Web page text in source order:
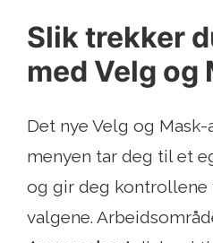
Slik trekker
med Velg og
Det nye Velg og
menyen tar deg til et
og gir deg kontrollene
valgene.